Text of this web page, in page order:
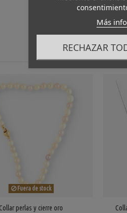
Fuera de stock
Collar perlas y cierre oro
Más
RECHAZAR